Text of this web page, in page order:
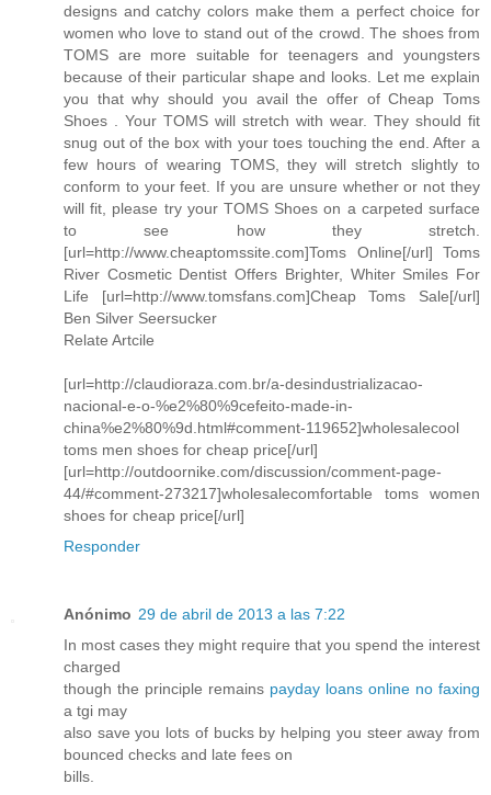
designs and catchy colors make them a perfect choice for
women who love to stand out of the crowd. The shoes from
TOMS are more suitable for teenagers and youngsters
because of their particular shape and looks. Let me explain
you that why should you avail the offer of Cheap Toms
Shoes . Your TOMS will stretch with wear. They should fit
snug out of the box with your toes touching the end. After a
few hours of wearing TOMS, they will stretch slightly to
conform to your feet. If you are unsure whether or not they
will fit, please try your TOMS Shoes on a carpeted surface
to see how they stretch.
[url=http://www.cheaptomssite.com]Toms Online[/url] Toms
River Cosmetic Dentist Offers Brighter, Whiter Smiles For
Life [url=http://www.tomsfans.com]Cheap Toms Sale[/url]
Ben Silver Seersucker
Relate Artcile
[url=http://claudioraza.com.br/a-desindustrializacao-
nacional-e-o-%e2%80%9cefeito-made-in-
china%e2%80%9d.html#comment-119652]wholesalecool
toms men shoes for cheap price[/url]
[url=http://outdoornike.com/discussion/comment-page-
44/#comment-273217]wholesalecomfortable toms women
shoes for cheap price[/url]
Responder
Anónimo 29 de abril de 2013 a las 7:22
In most cases they might require that you spend the interest
charged
though the principle remains payday loans online no faxing
a tgi may
also save you lots of bucks by helping you steer away from
bounced checks and late fees on
bills.